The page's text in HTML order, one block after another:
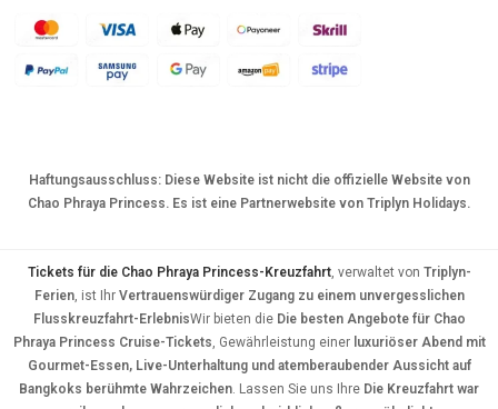
AUD
KRW
MYR
HKD
SGD
USD
Haftungsausschluss: Diese Website ist nicht die offizielle Website von
Chao Phraya Princess. Es ist eine Partnerwebsite von Triplyn Holidays.
Tickets für die Chao Phraya Princess-Kreuzfahrt, verwaltet von Triplyn-
Ferien, ist Ihr Vertrauenswürdiger Zugang zu einem unvergesslichen
Flusskreuzfahrt-ErlebnisWir bieten die Die besten Angebote für Chao
Phraya Princess Cruise-Tickets , Gewährleistung einer luxuriöser Abend mit
Gourmet-Essen, Live-Unterhaltung und atemberaubender Aussicht auf
Bangkoks berühmte Wahrzeichen . Lassen Sie uns Ihre Die Kreuzfahrt war